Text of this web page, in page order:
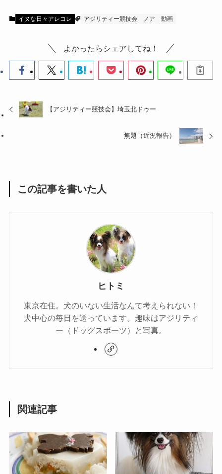
イヌな日々アレコレ アジリティー競技会 ノア 動画
よかったらシェアしてね！
【アジリティー競技会】埼玉北ドゥー
無題（近況報告）
この記事を書いた人
ヒトミ
東京在住。犬のいない生活なんて考えられない！
犬中心の毎日を送っています。趣味はアジリティ
ー（ドッグスポーツ）と写真。
関連記事